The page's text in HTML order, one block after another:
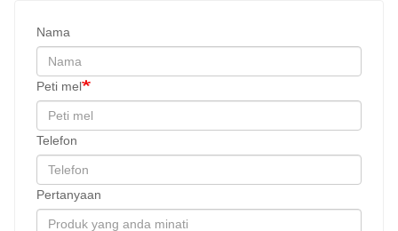
Nama
Peti mel
Telefon
Pertanyaan